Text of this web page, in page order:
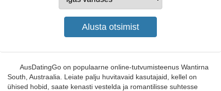
AusDatingGo on populaarne online-tutvumisteenus Wantirna
South, Austraalia. Leiate palju huvitavaid kasutajaid, kellel on
ühised hobid, saate kenasti vestelda ja romantilisse suhtesse